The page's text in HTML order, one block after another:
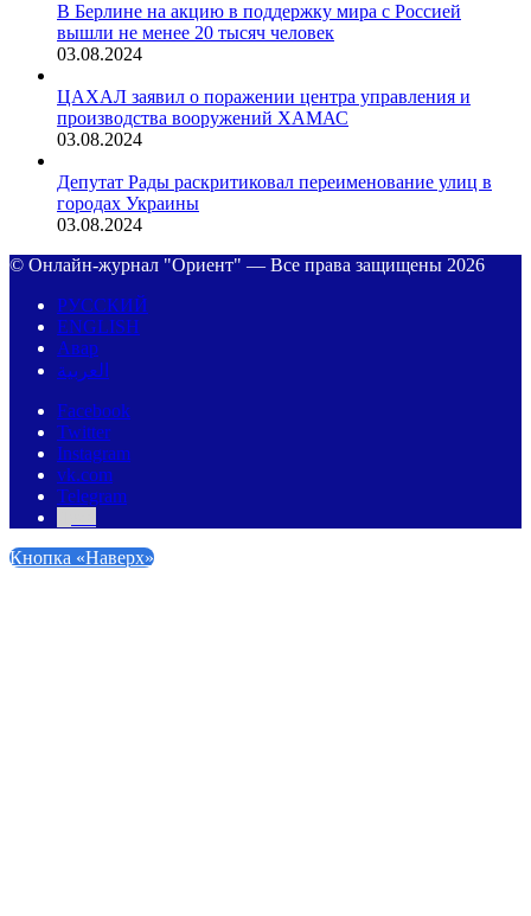
В Берлине на акцию в поддержку мира с Россией
вышли не менее 20 тысяч человек
03.08.2024
ЦАХАЛ заявил о поражении центра управления и
производства вооружений ХАМАС
03.08.2024
Депутат Рады раскритиковал переименование улиц в
городах Украины
03.08.2024
© Онлайн-журнал "Ориент" — Все права защищены 2026
РУССКИЙ
ENGLISH
Авар
العربية
Facebook
Twitter
Instagram
vk.com
Telegram
Кнопка «Наверх»